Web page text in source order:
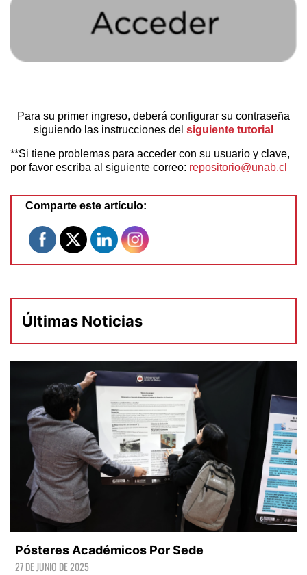
Para su primer ingreso, deberá configurar su contraseña
siguiendo las instrucciones del siguiente tutorial
**Si tiene problemas para acceder con su usuario y clave,
por favor escriba al siguiente correo: repositorio@unab.cl
Comparte este artículo:
Últimas Noticias
Pósteres Académicos Por Sede
27 DE JUNIO DE 2025